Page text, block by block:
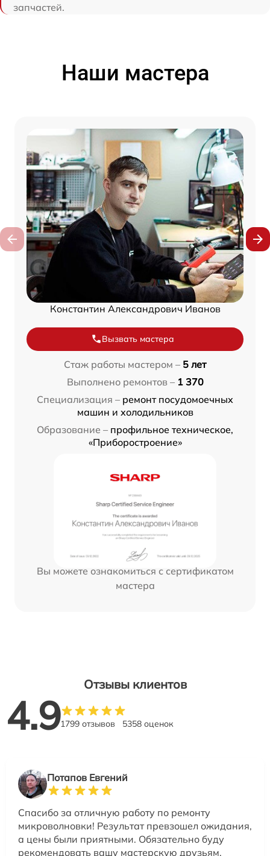
запчастей.
Наши мастера
Константин Александрович Иванов
Вызвать мастера
Стаж работы мастером – 5 лет
Выполнено ремонтов – 1 370
Специализация – ремонт посудомоечных
машин и холодильников
Образование – профильное техническое,
«Приборостроение»
Вы можете ознакомиться с сертификатом
мастера
Отзывы клиентов
4.91799 отзывов 5358 оценок
Потапов Евгений
Спасибо за отличную работу по ремонту
микроволновки! Результат превзошел ожидания,
а цены были приятными. Обязательно буду
рекомендовать вашу мастерскую друзьям.